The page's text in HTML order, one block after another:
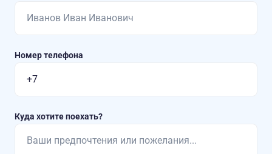
Номер телефона
Куда хотите поехать?